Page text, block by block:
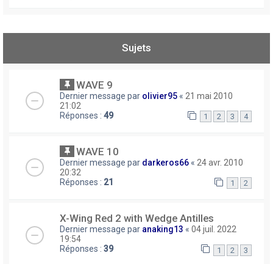
Sujets
WAVE 9
Dernier message par olivier95 « 21 mai 2010
21:02
Réponses : 49 1 2 3 4
WAVE 10
Dernier message par darkeros66 « 24 avr. 2010
20:32
Réponses : 21 1 2
X-Wing Red 2 with Wedge Antilles
Dernier message par anaking13 « 04 juil. 2022
19:54
Réponses : 39 1 2 3